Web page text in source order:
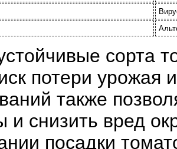
сорта
потери урожая
также
и снизить вред
посадки